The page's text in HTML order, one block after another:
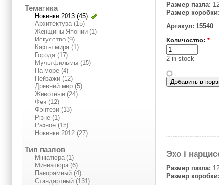
Размер пазла:
Размер коробки:
Артикул: 15540
Количество: *
2 in stock
Эхо і
Размер пазла:
Размер коробки:
Тематика
Новинки 2013 (45)
Архитектура (15)
Женщины Японии (1)
Искусство (9)
Карты мира (1)
Города (17)
Мультфильмы (15)
На море (4)
Пейзажи (12)
Древний мир (5)
Животные (24)
Феи (12)
Фэнтези (13)
Різне (1)
Разное (15)
Новинки 2012 (27)
Тип пазлов
Мініатюра (1)
Миниатюра (6)
Панорамный (4)
Стандартный (131)